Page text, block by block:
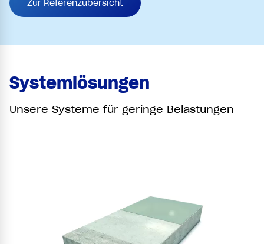
Zur Referenzübersicht
Systemlösungen
Unsere Systeme für geringe Belastungen